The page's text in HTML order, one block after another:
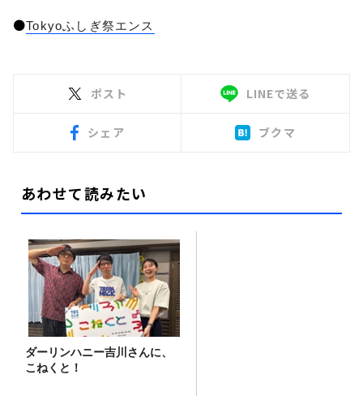
●Tokyoふしぎ祭エンス
ポスト LINEで送る
シェア ブクマ
あわせて読みたい
ダーリンハニー吉川さんに、
こねくと！